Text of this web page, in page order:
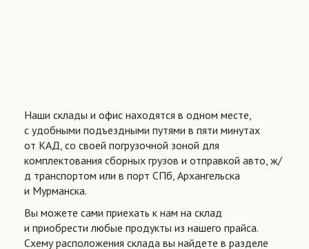
Наши склады и офис находятся в одном месте,
с удобными подъездными путями в пяти минутах
от КАД, со своей погрузочной зоной для
комплектования сборных грузов и отправкой авто, ж/
д транспортом или в порт СПб, Архангельска
и Мурманска.
Вы можете сами приехать к нам на склад
и приобрести любые продукты из нашего прайса.
Схему расположения склада вы найдете в разделе